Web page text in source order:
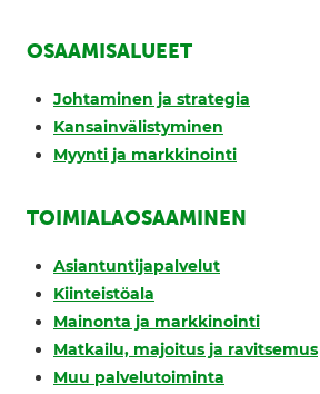
OSAAMISALUEET
Johtaminen ja strategia
Kansainvälistyminen
Myynti ja markkinointi
TOIMIALAOSAAMINEN
Asiantuntijapalvelut
Kiinteistöala
Mainonta ja markkinointi
Matkailu, majoitus ja ravitsemus
Muu palvelutoiminta